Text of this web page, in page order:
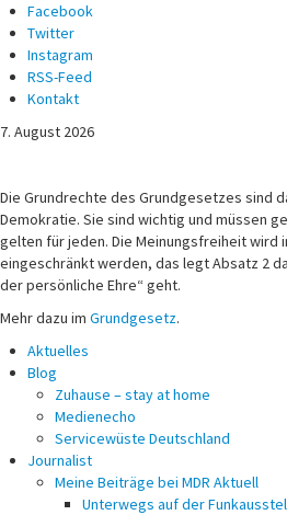
Facebook
Twitter
Instagram
RSS-Feed
Kontakt
7. August 2026
Michael Voß
Journalist und Christ
Die Grundrechte des Grundgesetzes sind
Demokratie. Sie sind wichtig und müssen
gelten für jeden. Die Meinungsfreiheit wird
eingeschränkt werden, das legt Absatz 2
der persönliche Ehre“ geht.
Mehr dazu im Grundgesetz.
Aktuelles
Blog
Zuhause – stay at home
Medienecho
Servicewüste Deutschland
Journalist
Meine Beiträge bei MDR Aktuell
Unterwegs auf der